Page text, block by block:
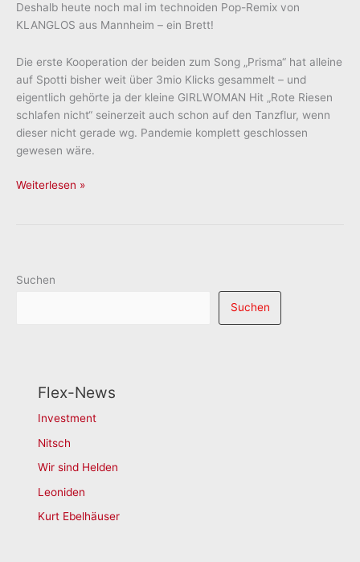
Deshalb heute noch mal im technoiden Pop-Remix von
KLANGLOS aus Mannheim – ein Brett!
Die erste Kooperation der beiden zum Song „Prisma“ hat alleine
auf Spotti bisher weit über 3mio Klicks gesammelt – und
eigentlich gehörte ja der kleine GIRLWOMAN Hit „Rote Riesen
schlafen nicht“ seinerzeit auch schon auf den Tanzflur, wenn
dieser nicht gerade wg. Pandemie komplett geschlossen
gewesen wäre.
Girlwoman
Weiterlesen »
Suchen
Suchen
Flex-News
Investment
Nitsch
Wir sind Helden
Leoniden
Kurt Ebelhäuser